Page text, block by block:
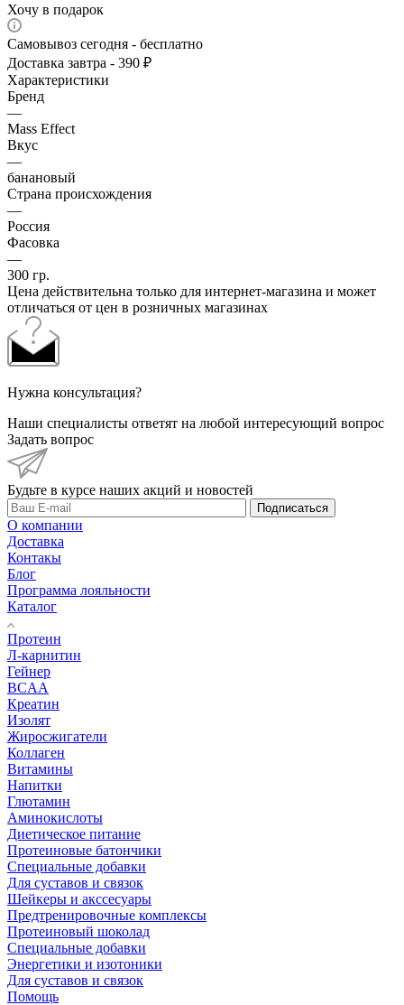
Хочу в подарок
Самовывоз сегодня - бесплатно
Доставка завтра - 390 ₽
Характеристики
Бренд
—
Mass Effect
Вкус
—
банановый
Страна происхождения
—
Россия
Фасовка
—
300 гр.
Цена действительна только для интернет-магазина и может
отличаться от цен в розничных магазинах
Нужна консультация?
Наши специалисты ответят на любой интересующий вопрос
Задать вопрос
Будьте в курсе наших акций и новостей
Подписаться
О компании
Доставка
Контакы
Блог
Программа лояльности
Каталог
Протеин
Л-карнитин
Гейнер
BCAA
Креатин
Изолят
Жиросжигатели
Коллаген
Витамины
Напитки
Глютамин
Аминокислоты
Диетическое питание
Протеиновые батончики
Специальные добавки
Для суставов и связок
Шейкеры и акссесуары
Предтренировочные комплексы
Протеиновый шоколад
Специальные добавки
Энергетики и изотоники
Для суставов и связок
Помощь